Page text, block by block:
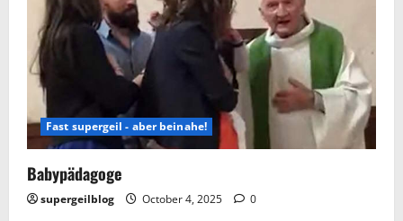
Fast supergeil - aber beinahe!
Babypädagoge
supergeilblog October 4, 2025 0